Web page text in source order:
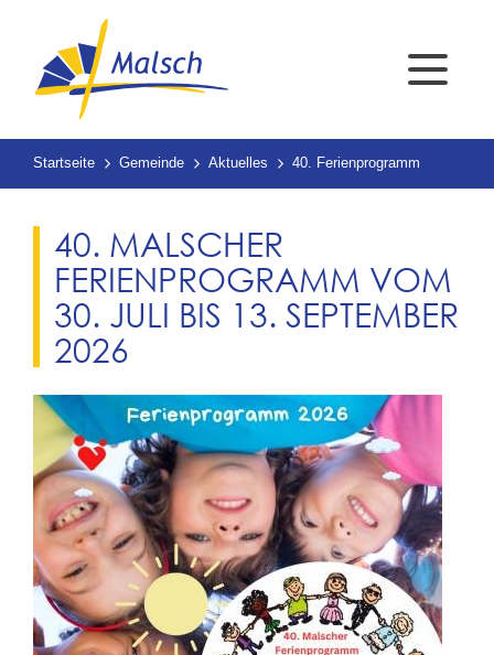
Startseite Gemeinde Aktuelles 40. Ferienprogramm
40. MALSCHER
FERIENPROGRAMM VOM
30. JULI BIS 13. SEPTEMBER
2026